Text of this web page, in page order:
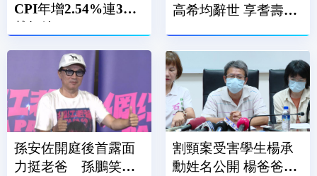
CPI年增2.54%連3月
越紅線
高希均辭世 享耆壽90
孫安佐開庭後首露面
力挺老爸 孫鵬笑
割頸案受害學生楊承
勳姓名公開 楊爸爸：